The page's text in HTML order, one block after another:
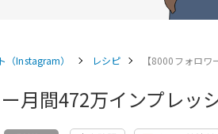
（Instagram） レシピ 【8000フォロ
ー月間472万インプレッ